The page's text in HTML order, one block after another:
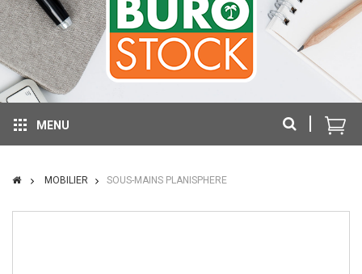
MENU
MOBILIER SOUS-MAINS PLANISPHERE